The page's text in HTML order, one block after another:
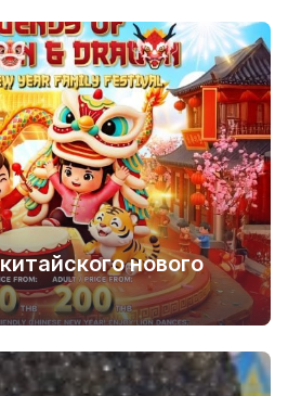
нового